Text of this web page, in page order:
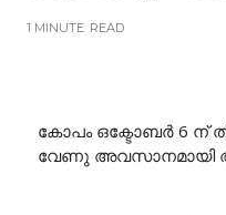
1 MINUTE READ
കോപം ഒക്ടോബർ 6 ന്
വേണു അവസാനമായി